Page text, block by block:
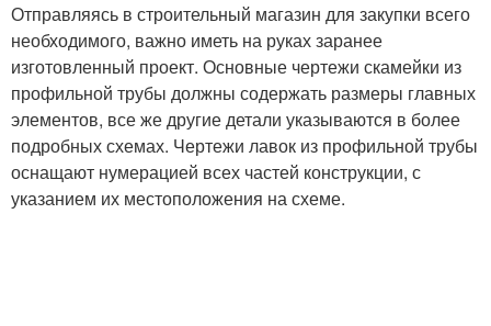
Отправляясь в строительный магазин для закупки всего
необходимого, важно иметь на руках заранее
изготовленный проект. Основные чертежи скамейки из
профильной трубы должны содержать размеры главных
элементов, все же другие детали указываются в более
подробных схемах. Чертежи лавок из профильной трубы
оснащают нумерацией всех частей конструкции, с
указанием их местоположения на схеме.